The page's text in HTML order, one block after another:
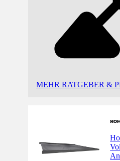
MEHR RATGEBER &